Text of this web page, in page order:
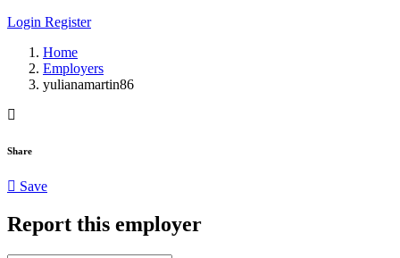
Login Register
Home
Employers
yulianamartin86
Share
Save
Report this employer